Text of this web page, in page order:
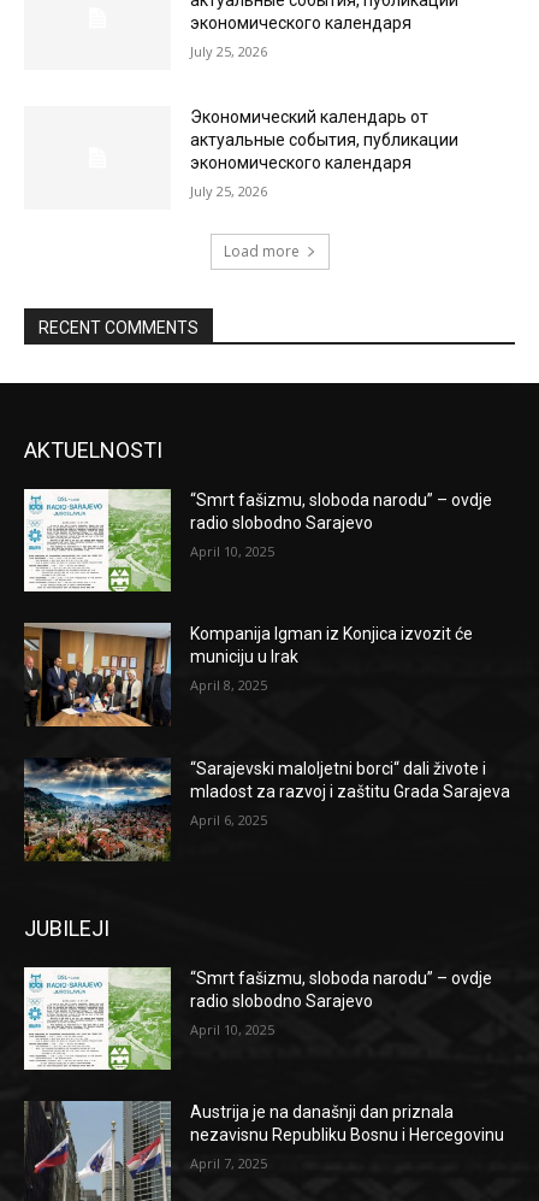
экономического календаря
July 25, 2026
Экономический календарь от
актуальные события, публикации
экономического календаря
July 25, 2026
Load more
RECENT COMMENTS
AKTUELNOSTI
“Smrt fašizmu, sloboda narodu” – ovdje
radio slobodno Sarajevo
April 10, 2025
Kompanija Igman iz Konjica izvozit će
municiju u Irak
April 8, 2025
“Sarajevski maloljetni borci“ dali živote i
mladost za razvoj i zaštitu Grada Sarajeva
April 6, 2025
JUBILEJI
“Smrt fašizmu, sloboda narodu” – ovdje
radio slobodno Sarajevo
April 10, 2025
Austrija je na današnji dan priznala
nezavisnu Republiku Bosnu i Hercegovinu
April 7, 2025